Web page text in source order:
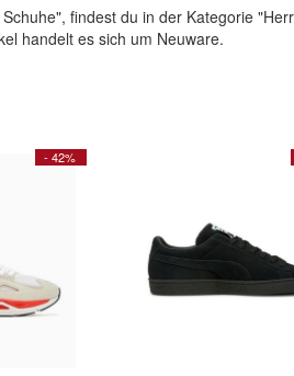
findest du in der Kategorie
handelt es sich um Neuware.
- 42%